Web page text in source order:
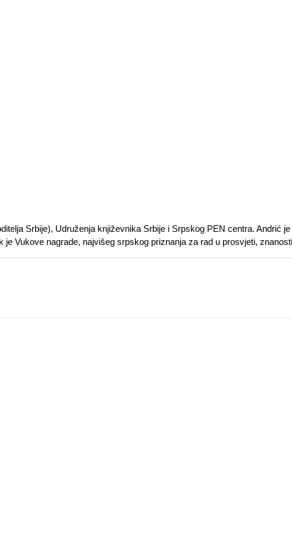
Srbije), Udruženja književnika Srbije i Srpskog PEN centra. Andrić
Vukove nagrade, najvišeg srpskog priznanja za rad u prosvjeti,